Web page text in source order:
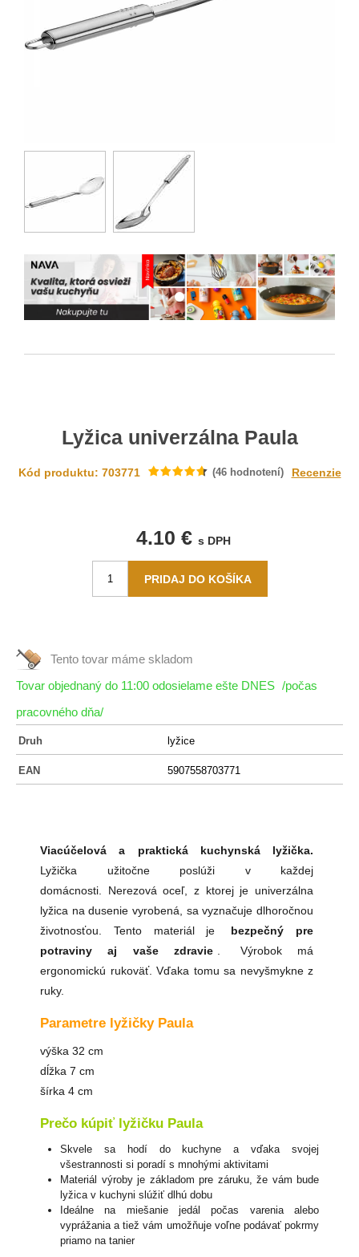
Lyžica univerzálna Paula
Kód produktu: 703771 (46hodnotení) Recenzie
4.10 € s DPH
Tento tovar máme skladom
Tovar objednaný do 11:00 odosielame ešte DNES /počas
pracovného dňa/
Druh lyžice
EAN 5907558703771
Viacúčelová a praktická kuchynská lyžička.
Lyžička užitočne poslúži v každej
domácnosti. Nerezová oceľ, z ktorej je univerzálna
lyžica na dusenie vyrobená, sa vyznačuje dlhoročnou
životnosťou. Tento materiál je
bezpečný pre
potraviny aj vaše zdravie
Výrobok má
ergonomickú rukoväť. Vďaka tomu sa nevyšmykne z
ruky.
Parametre lyžičky Paula
výška 32 cm
dĺžka 7 cm
šírka 4 cm
Prečo kúpiť lyžičku Paula
Skvele sa hodí do kuchyne a vďaka svojej
všestrannosti si poradí s mnohými aktivitami
Materiál výroby je základom pre záruku, že vám bude
lyžica v kuchyni slúžiť dlhú dobu
Ideálne na miešanie jedál počas varenia alebo
vyprážania a tiež vám umožňuje voľne podávať pokrmy
priamo na tanier